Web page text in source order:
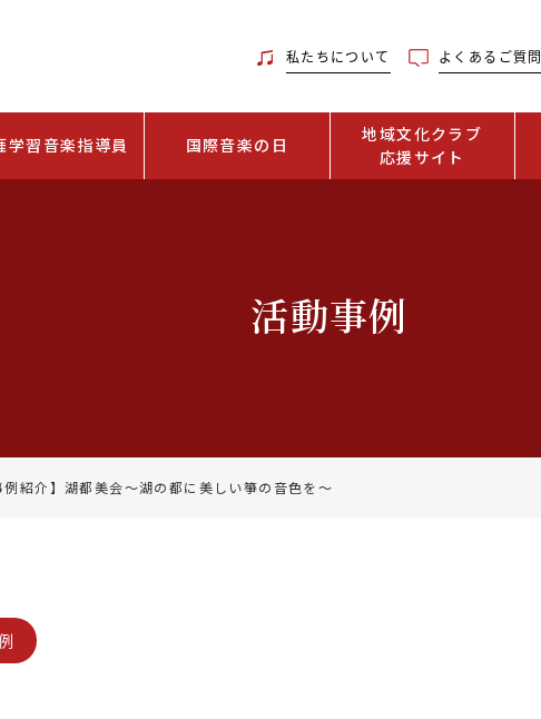
私たちについて よくあるご質問
学習音楽指導員 国際音楽の日
地域文化クラブ
応援サイト
活動事例
例紹介】湖都美会〜湖の都に美しい箏の音色を〜